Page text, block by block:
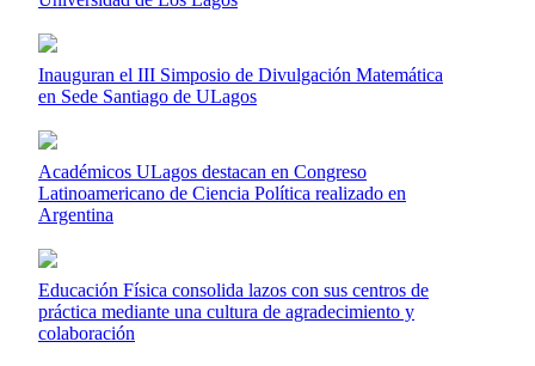
Inauguran el III Simposio de Divulgación Matemática
en Sede Santiago de ULagos
Académicos ULagos destacan en Congreso
Latinoamericano de Ciencia Política realizado en
Argentina
Educación Física consolida lazos con sus centros de
práctica mediante una cultura de agradecimiento y
colaboración